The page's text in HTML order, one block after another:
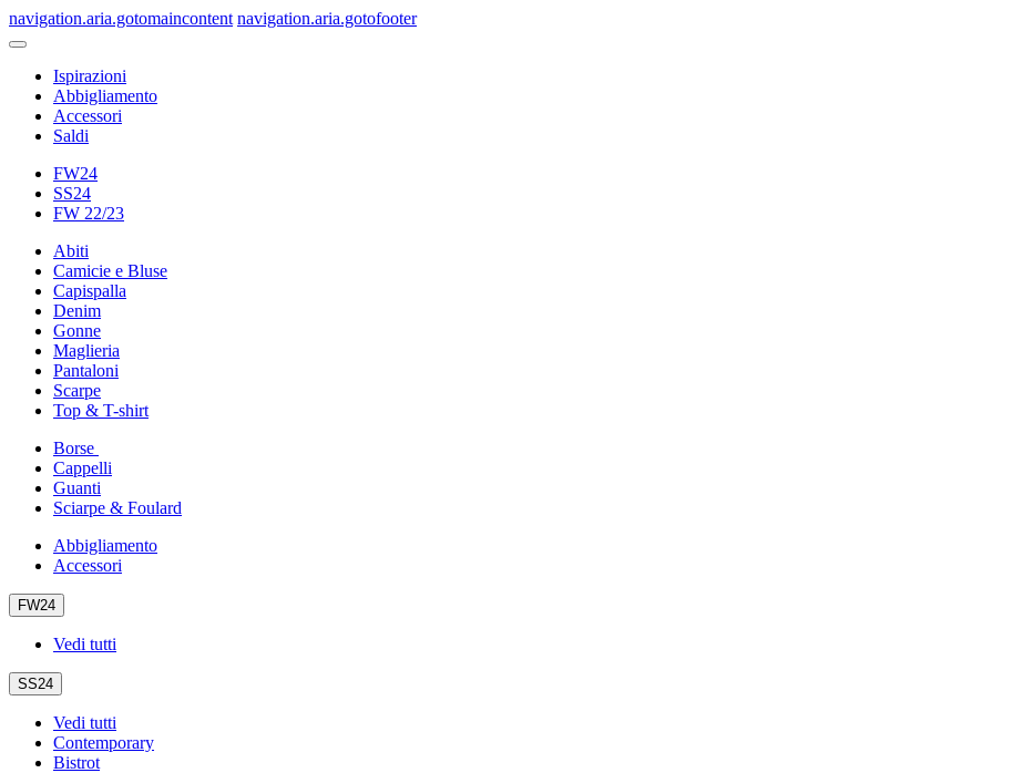
navigation.aria.gotomaincontent navigation.aria.gotofooter
Ispirazioni
Abbigliamento
Accessori
Saldi
FW24
SS24
FW 22/23
Abiti
Camicie e Bluse
Capispalla
Denim
Gonne
Maglieria
Pantaloni
Scarpe
Top & T-shirt
Borse
Cappelli
Guanti
Sciarpe & Foulard
Abbigliamento
Accessori
FW24
Vedi tutti
SS24
Vedi tutti
Contemporary
Bistrot